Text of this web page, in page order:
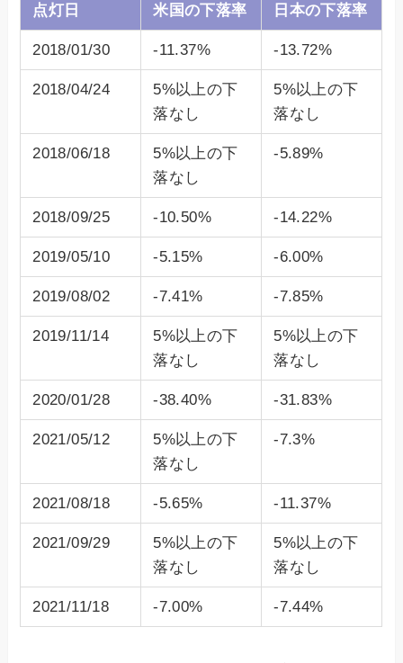
点灯日 米国の下落率 日本の下落率
2018/01/30 -11.37% -13.72%
2018/04/24
5%以上の下
落なし
5%以上の下
落なし
2018/06/18
5%以上の下
落なし
-5.89%
2018/09/25 -10.50% -14.22%
2019/05/10 -5.15% -6.00%
2019/08/02 -7.41% -7.85%
2019/11/14
5%以上の下
落なし
5%以上の下
落なし
2020/01/28 -38.40% -31.83%
2021/05/12
5%以上の下
落なし
-7.3%
2021/08/18 -5.65% -11.37%
2021/09/29
5%以上の下
落なし
5%以上の下
落なし
2021/11/18 -7.00% -7.44%